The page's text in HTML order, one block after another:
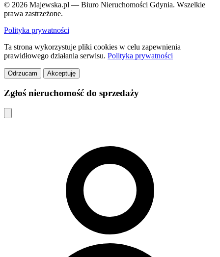
© 2026 Majewska.pl — Biuro Nieruchomości Gdynia. Wszelkie
prawa zastrzeżone.
Polityka prywatności
Ta strona wykorzystuje pliki cookies w celu zapewnienia
prawidłowego działania serwisu. Polityka prywatności
Odrzucam Akceptuję
Zgłoś nieruchomość do sprzedaży